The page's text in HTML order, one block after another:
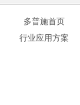
多普施首页
行业应用方案